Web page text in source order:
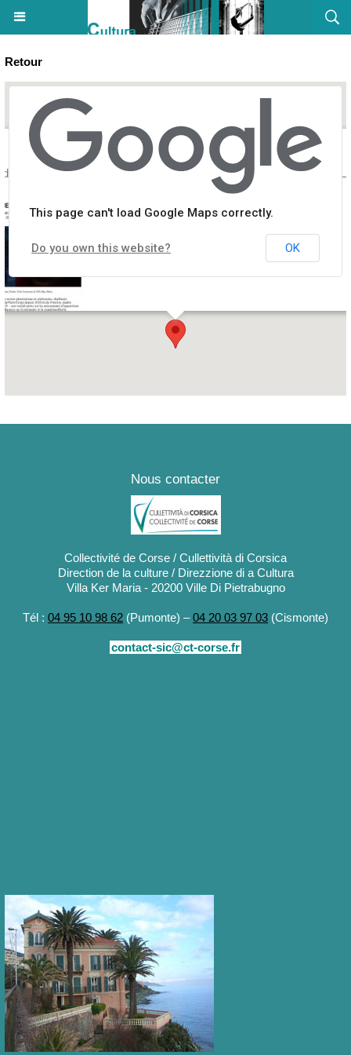
Retour
Tohé Commaret & Sarah-Anaïs Desbenoit - Casa Conti - Ange
This page can't load Google Maps correctly.
Do you own this website? OK
Nous contacter
Collectivité de Corse / Cullettività di Corsica
Direction de la culture / Direzzione di a Cultura
Villa Ker Maria - 20200 Ville Di Pietrabugno
Tél : 04 95 10 98 62 (Pumonte) –04 20 03 97 03 (Cismonte)
contact-sic@ct-corse.fr